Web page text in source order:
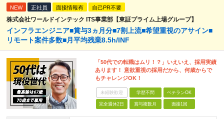
NEW 正社員 面接情報有 自己PR不要
株式会社ワールドインテック ITS事業部【東証プライム上場グループ】
インフラエンジニア■賞与3ヵ月分■7割上流■希望重視のアサイン■
リモート案件多数■月平均残業8.5h/INF
「50代での転職はムリ！？」いえいえ、採用実績
あります！ 意欲重視の採用だから、何歳からで
もチャレンジOK！
未経験歓迎 学歴不問 ベテランOK
完全週休2日 賞与複数月 面接1回